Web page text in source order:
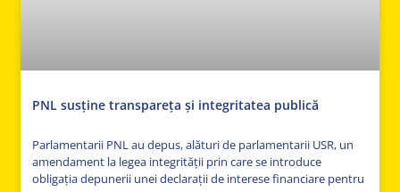
PNL susține transpareța și integritatea publică
Parlamentarii PNL au depus, alături de parlamentarii USR, un
amendament la legea integrității prin care se introduce
obligația depunerii unei declarații de interese financiare pentru